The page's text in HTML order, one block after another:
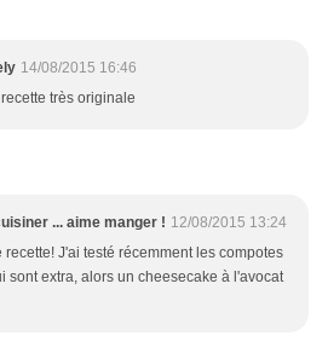
14/08/2015 16:46
très originale
... aime manger ! 12/08/2015 13:24
J'ai testé récemment les compotes
sont extra, alors un cheesecake à l'avocat